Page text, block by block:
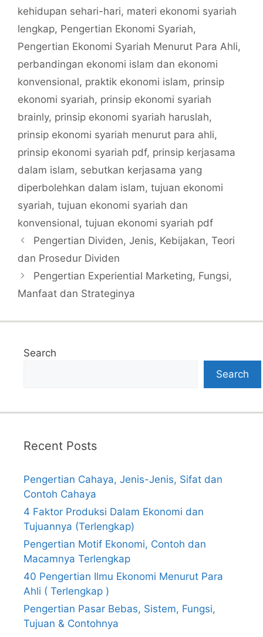
kehidupan sehari-hari, materi ekonomi syariah
lengkap, Pengertian Ekonomi Syariah,
Pengertian Ekonomi Syariah Menurut Para Ahli,
perbandingan ekonomi islam dan ekonomi
konvensional, praktik ekonomi islam, prinsip
ekonomi syariah, prinsip ekonomi syariah
brainly, prinsip ekonomi syariah haruslah,
prinsip ekonomi syariah menurut para ahli,
prinsip ekonomi syariah pdf, prinsip kerjasama
dalam islam, sebutkan kerjasama yang
diperbolehkan dalam islam, tujuan ekonomi
syariah, tujuan ekonomi syariah dan
konvensional, tujuan ekonomi syariah pdf
Pengertian Dividen, Jenis, Kebijakan, Teori
dan Prosedur Dividen
Pengertian Experiential Marketing, Fungsi,
Manfaat dan Strateginya
Search
Search
Recent Posts
Pengertian Cahaya, Jenis-Jenis, Sifat dan
Contoh Cahaya
4 Faktor Produksi Dalam Ekonomi dan
Tujuannya (Terlengkap)
Pengertian Motif Ekonomi, Contoh dan
Macamnya Terlengkap
40 Pengertian Ilmu Ekonomi Menurut Para
Ahli ( Terlengkap )
Pengertian Pasar Bebas, Sistem, Fungsi,
Tujuan & Contohnya